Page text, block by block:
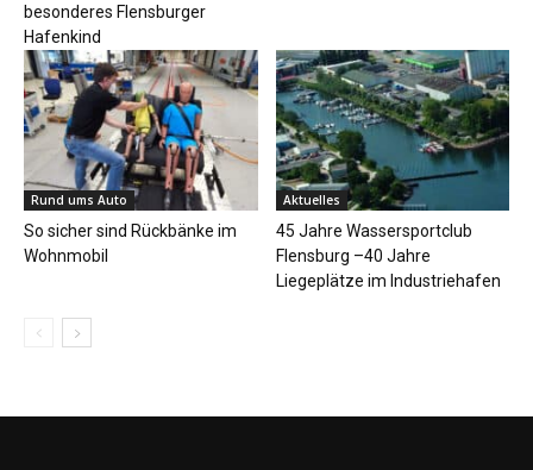
besonderes Flensburger
Hafenkind
Rund ums Auto
So sicher sind Rückbänke im
Wohnmobil
Aktuelles
45 Jahre Wassersportclub
Flensburg –40 Jahre
Liegeplätze im Industriehafen